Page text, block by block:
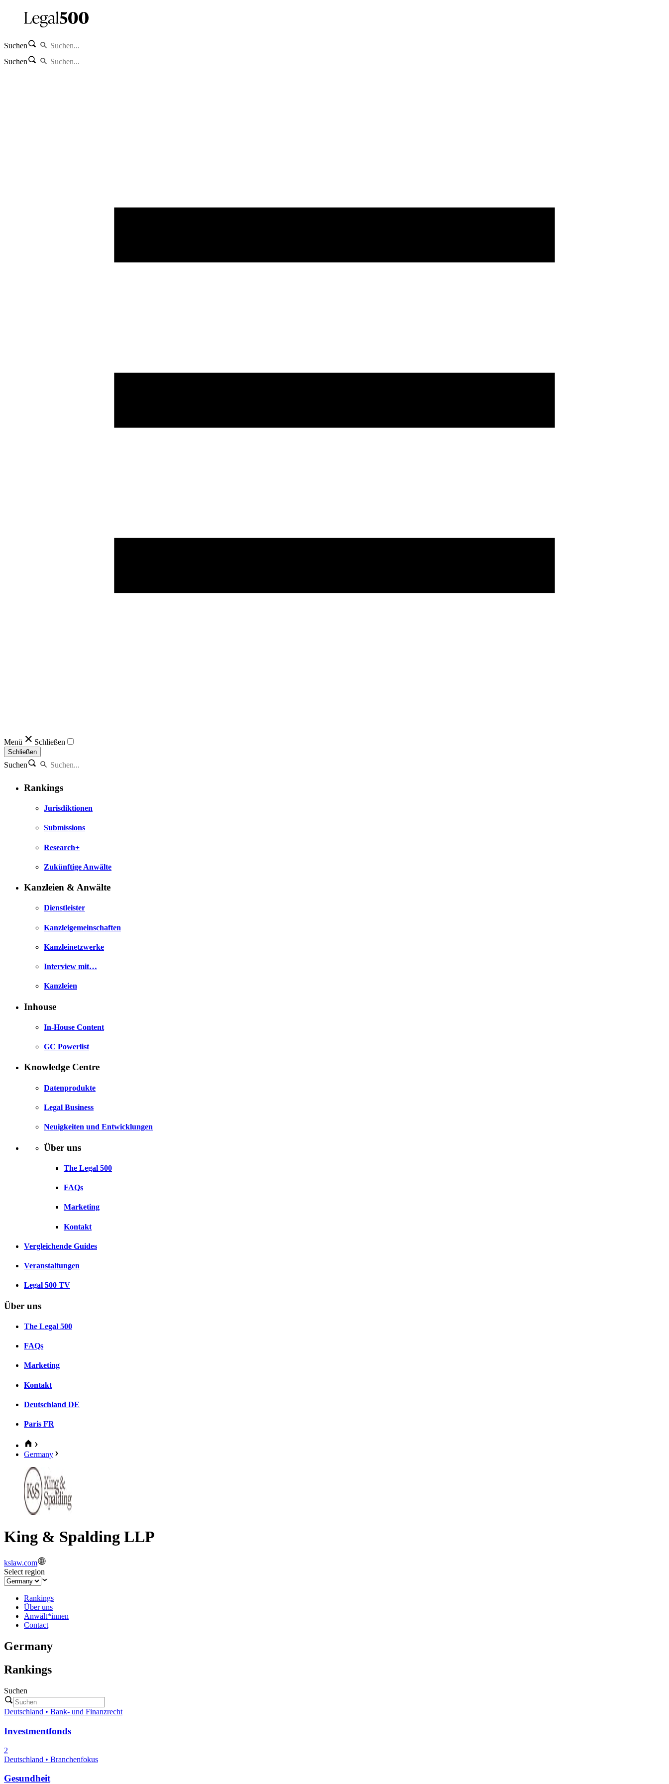
Suchen
Suchen
Menü Schließen
Schließen
Suchen
Rankings
Jurisdiktionen
Submissions
Research+
Zukünftige Anwälte
Kanzleien & Anwälte
Dienstleister
Kanzleigemeinschaften
Kanzleinetzwerke
Interview mit…
Kanzleien
Inhouse
In-House Content
GC Powerlist
Knowledge Centre
Datenprodukte
Legal Business
Neuigkeiten und Entwicklungen
Über uns
The Legal 500
FAQs
Marketing
Kontakt
Vergleichende Guides
Veranstaltungen
Legal 500 TV
Über uns
The Legal 500
FAQs
Marketing
Kontakt
Deutschland DE
Paris FR
Germany
King & Spalding LLP
kslaw.com
Select region
Rankings
Über uns
Anwält*innen
Contact
Germany
Rankings
Suchen
Deutschland • Bank- und Finanzrecht
Investmentfonds
2
Deutschland • Branchenfokus
Gesundheit